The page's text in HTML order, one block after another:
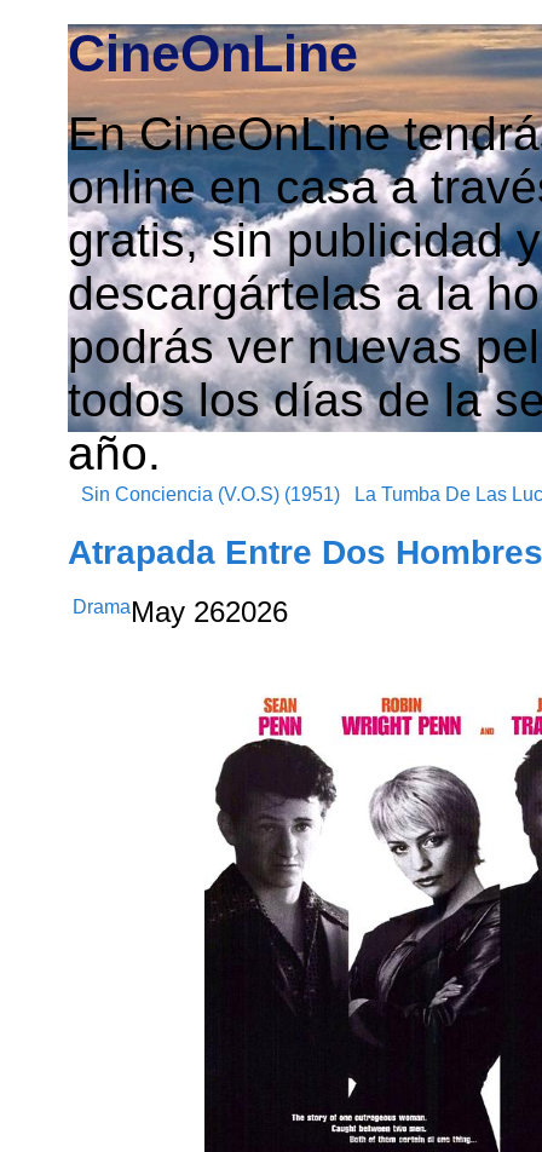
CineOnLine
En CineOnLine
online en casa a
gratis, sin publicidad
descargártelas a la
podrás ver nuevas
todos los días de la
año.
Sin Conciencia (V.O.S) (1951) La Tumba De Las
Atrapada Entre Dos
DramaMay 262026